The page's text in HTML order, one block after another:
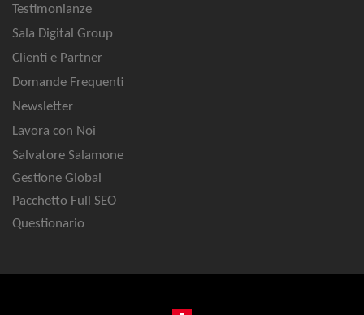
Testimonianze
Sala Digital Group
Clienti e Partner
Domande Frequenti
Newsletter
Lavora con Noi
Salvatore Salamone
Gestione Global
Pacchetto Full SEO
Questionario